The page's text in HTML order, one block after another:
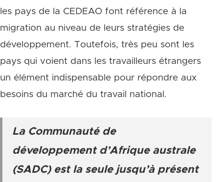
les pays de la CEDEAO font référence à la
migration au niveau de leurs stratégies de
développement. Toutefois, très peu sont les
pays qui voient dans les travailleurs étrangers
un élément indispensable pour répondre aux
besoins du marché du travail national.
La Communauté de
développement d’Afrique australe
(SADC) est la seule jusqu’à présent